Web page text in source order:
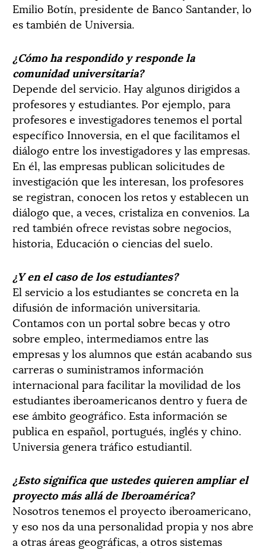
Emilio Botín, presidente de Banco Santander, lo
es también de Universia.
¿Cómo ha respondido y responde la
comunidad universitaria?
Depende del servicio. Hay algunos dirigidos a
profesores y estudiantes. Por ejemplo, para
profesores e investigadores tenemos el portal
específico Innoversia, en el que facilitamos el
diálogo entre los investigadores y las empresas.
En él, las empresas publican solicitudes de
investigación que les interesan, los profesores
se registran, conocen los retos y establecen un
diálogo que, a veces, cristaliza en convenios. La
red también ofrece revistas sobre negocios,
historia, Educación o ciencias del suelo.
¿Y en el caso de los estudiantes?
El servicio a los estudiantes se concreta en la
difusión de información universitaria.
Contamos con un portal sobre becas y otro
sobre empleo, intermediamos entre las
empresas y los alumnos que están acabando sus
carreras o suministramos información
internacional para facilitar la movilidad de los
estudiantes iberoamericanos dentro y fuera de
ese ámbito geográfico. Esta información se
publica en español, portugués, inglés y chino.
Universia genera tráfico estudiantil.
¿Esto significa que ustedes quieren ampliar el
proyecto más allá de Iberoamérica?
Nosotros tenemos el proyecto iberoamericano,
y eso nos da una personalidad propia y nos abre
a otras áreas geográficas, a otros sistemas